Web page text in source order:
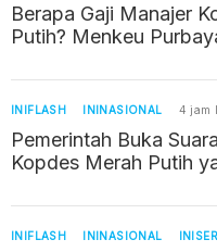
Berapa Gaji Manajer
Putih? Menkeu
INIFLASH ININASIONAL 4 jam
Pemerintah Buka
Kopdes Merah Putih
INIFLASH ININASIONAL